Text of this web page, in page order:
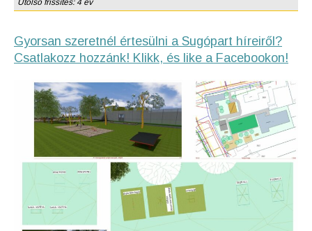
Utolsó frissítés: 4 év
Gyorsan szeretnél értesülni a Sugópart híreiről?
Csatlakozz hozzánk! Klikk, és like a Facebookon!